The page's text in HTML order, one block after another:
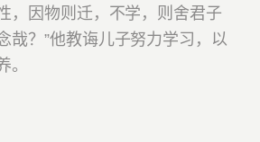
，因物则迁，不学，则舍君子
哉？”他教诲儿子努力学习，以
。